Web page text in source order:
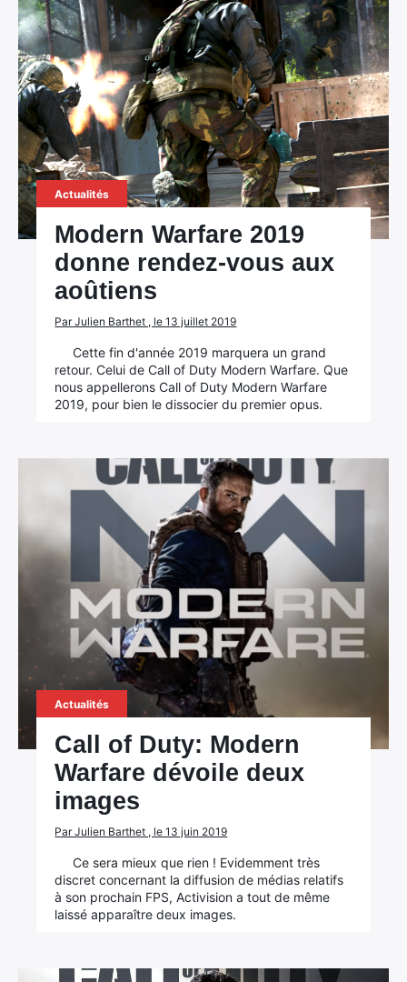
Actualités
Modern Warfare 2019
donne rendez-vous aux
aoûtiens
Par Julien Barthet , le 13 juillet 2019
Cette fin d'année 2019 marquera un grand
retour. Celui de Call of Duty Modern Warfare. Que
nous appellerons Call of Duty Modern Warfare
2019, pour bien le dissocier du premier opus.
Actualités
Call of Duty: Modern
Warfare dévoile deux
images
Par Julien Barthet , le 13 juin 2019
Ce sera mieux que rien ! Evidemment très
discret concernant la diffusion de médias relatifs
à son prochain FPS, Activision a tout de même
laissé apparaître deux images.